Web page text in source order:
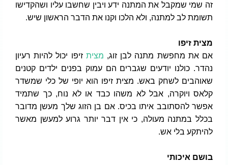
זה שמי שמקבל את המתנה ידע ויבין שחשבו עליו ושהקדישו
תשומת לב למתנה, ולא הלכו וקנו את הדבר הראשון שיש.
מצית זיפו
אם את מחפשת מתנה לבן זוג, מצית זיפו יכול להיות רעיון
נהדר. כולנו יודעים שגברים הם עמוק בפנים ילדים קטנים
שאוהבים לשחק באש. מצית זיפו הוא יופי של כלי שמשדר
קלאס ויוקרה, אבל לא משהו כבד או לא נוח, כך שתמיד
אפשר להסתובב איתו בכיס. אם בן הזוג שלך מעשן מדובר
בכלל במתנה מעולה, כי אין דבר יותר גרוע למעשן מאשר
להיתקע בלי אש.
בושם איכותי